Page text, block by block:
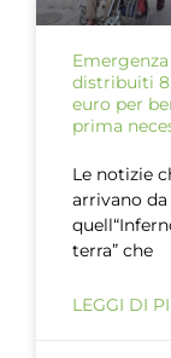
Emergenza
distribuiti
euro per
prima
Le notizie
arrivano da
terra” che
LEGGI DI